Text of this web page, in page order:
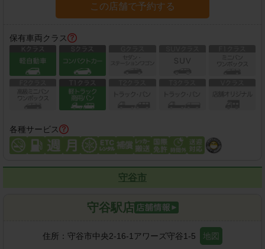
この店舗で予約する
保有車両クラス
各種サービス
守谷市
守谷駅店
住所： 守谷市中央2-16-1アワーズ守谷1-5 地図